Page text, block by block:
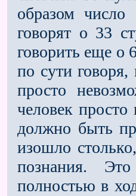
образом число
говорят о 33
говорить еще о
по сути
просто
человек просто
должно быть
изошло
познания.
полностью в